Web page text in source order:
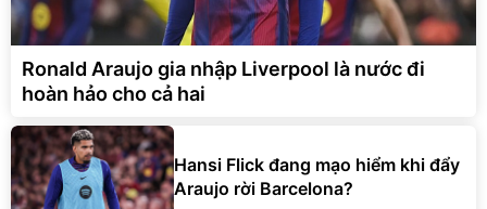
Ronald Araujo gia nhập Liverpool là nước đi
hoàn hảo cho cả hai
Hansi Flick đang mạo hiểm khi đẩy
Araujo rời Barcelona?